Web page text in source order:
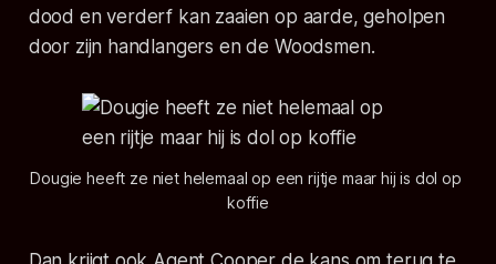
dood en verderf kan zaaien op aarde, geholpen
door zijn handlangers en de Woodsmen.
Dougie heeft ze niet helemaal op een rijtje maar hij is dol op
koffie